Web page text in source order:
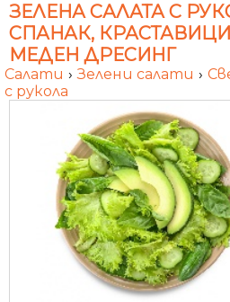
ЗЕЛЕНА САЛАТА С
СПАНАК,
МЕДЕН ДРЕСИНГ
Салати › Зелени салати ›
с рукола